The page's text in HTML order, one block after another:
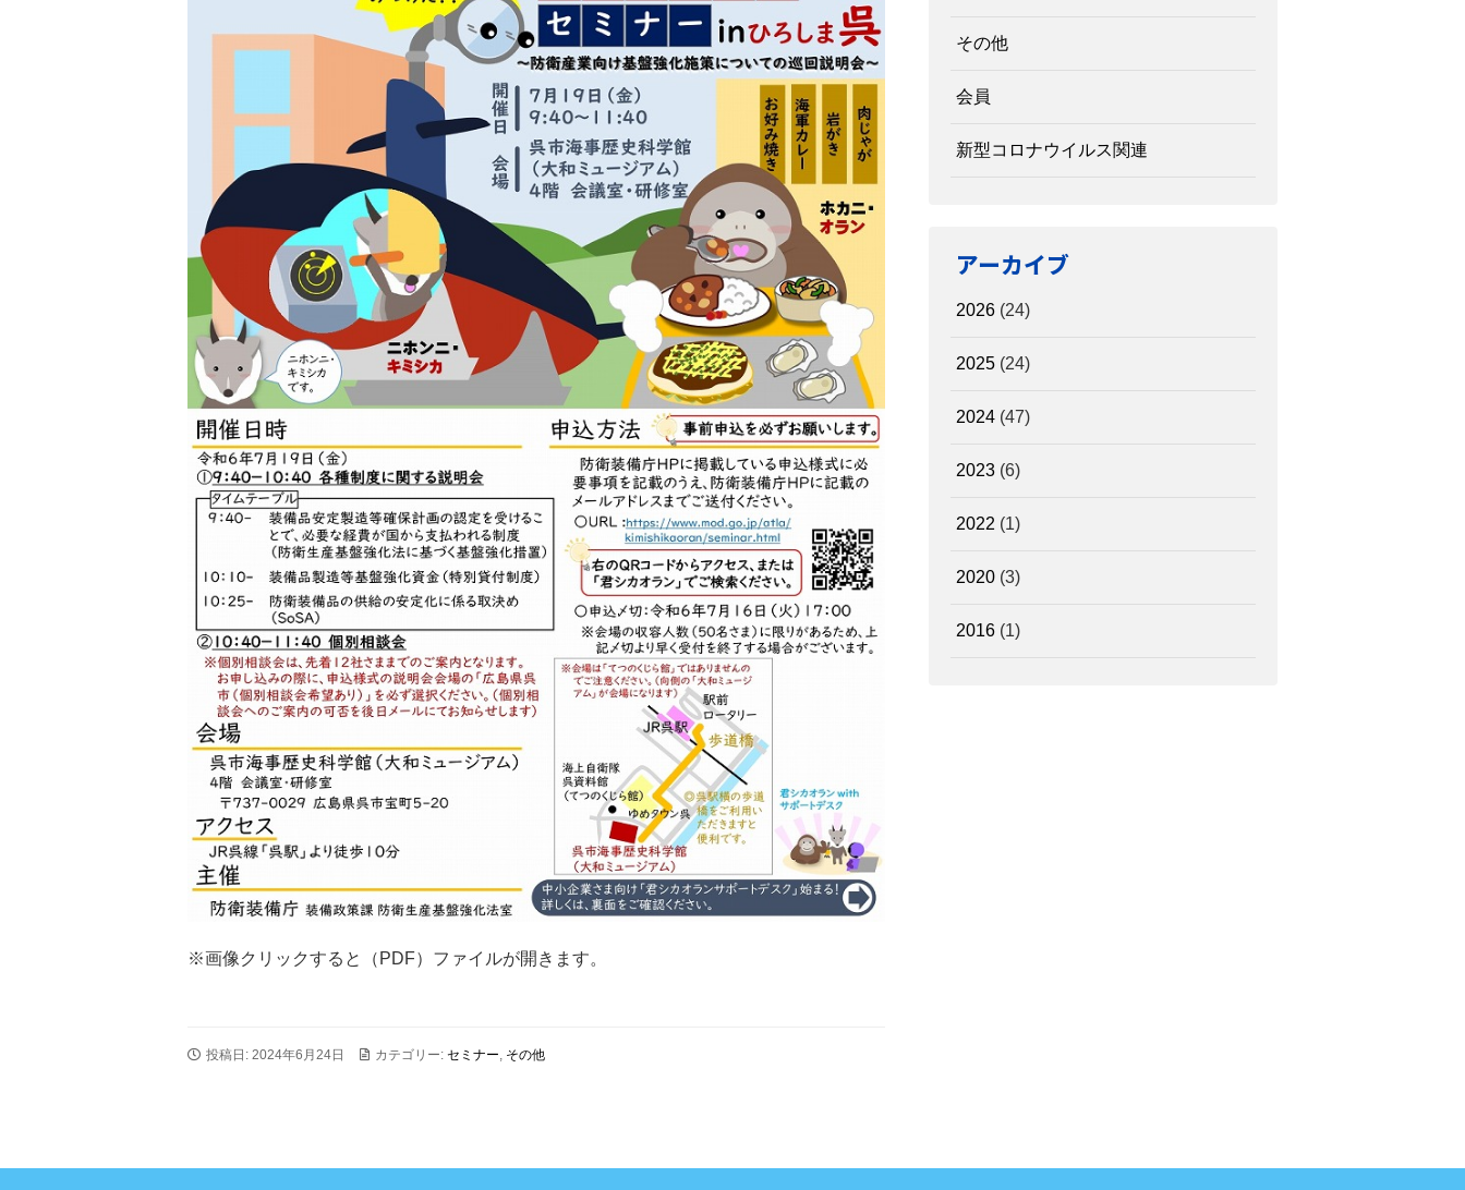
※画像クリックすると（PDF）ファイルが開きます。
投稿日: 2024年6月24日 カテゴリー: セミナー その他
その他
会員
新型コロナウイルス関連
アーカイブ
2026 (24)
2025 (24)
2024 (47)
2023 (6)
2022 (1)
2020 (3)
2016 (1)